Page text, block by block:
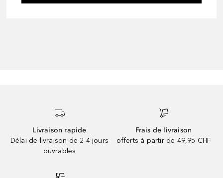
Livraison rapide
Délai de livraison de 2-4 jours
ouvrables
Frais de livraison
offerts à partir de 49,95 CHF